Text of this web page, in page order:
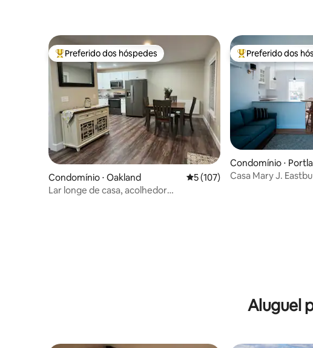
Entre os melhores preferidos dos hóspedes
Preferido dos hóspedes
Condomínio ⋅ Oakland 5 de uma avaliação média de
5 (107)
Lar longe de casa, acolhedor
Entre os melhores
Preferido dos
Condomínio ⋅
Casa Mary J.
Aluguel